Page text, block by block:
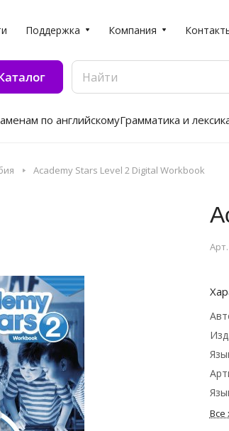
Поддержка Компания
по английскомуГрамматика и
Academy Stars Level 2 Digital Workbook
Арт.
Все